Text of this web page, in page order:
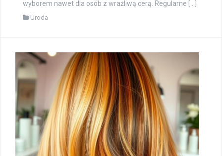
wyborem nawet dla osób z wrażliwą cerą. Regularne […]
Uroda